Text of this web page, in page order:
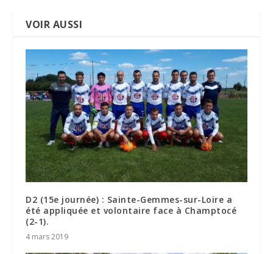
VOIR AUSSI
D2 (15e journée) : Sainte-Gemmes-sur-Loire a
été appliquée et volontaire face à Champtocé
(2-1).
4 mars 2019